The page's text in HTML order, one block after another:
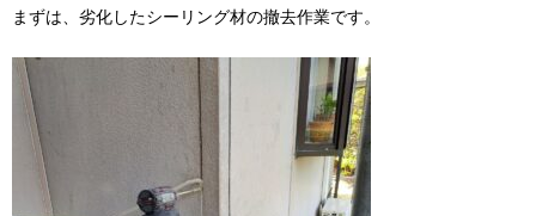
まずは、劣化したシーリング材の撤去作業です。